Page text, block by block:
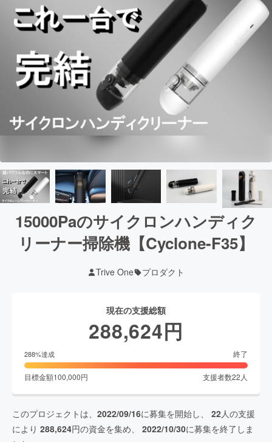
15000Paのサイクロンハンディク
リーナー掃除機【Cyclone-F35】
Trive One プロダクト
現在の支援総額
288,624円
288%達成 終了
目標金額100,000円 支援者数22 人
このプロジェクトは、 2022/09/16に募集を開始し、 22人の支援
により 288,624円の資金を集め、 2022/10/30に募集を終了しま